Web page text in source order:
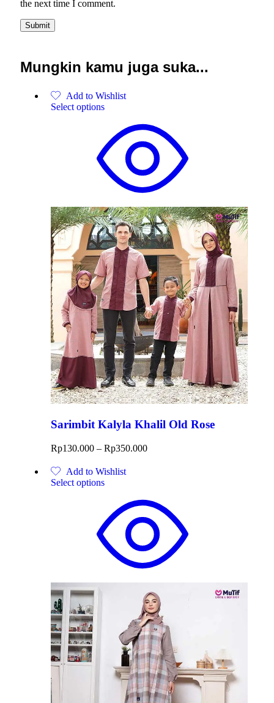
the next time I comment.
Mungkin kamu juga suka...
Add to Wishlist
Select options
Sarimbit Kalyla Khalil Old Rose
Rp130.000 – Rp350.000
Add to Wishlist
Select options